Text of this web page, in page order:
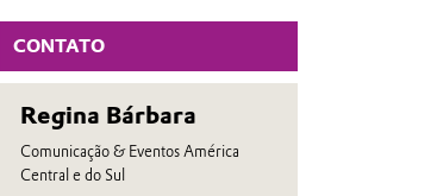
CONTATO
Regina Bárbara
Comunicação & Eventos América
Central e do Sul